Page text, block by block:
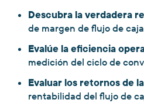
Descubra la verdadera
de margen de flujo de caja
Evalúe la eficiencia
medición del ciclo de
Evaluar los retornos de
rentabilidad del flujo de